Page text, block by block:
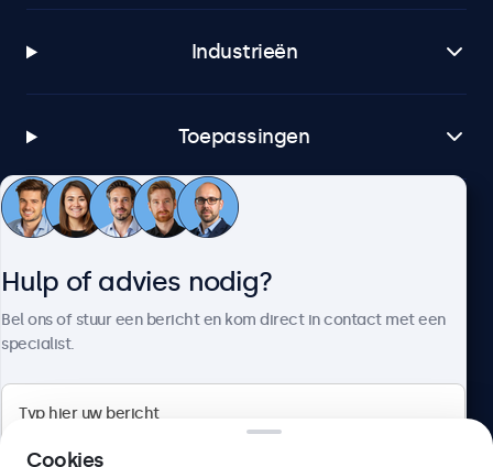
Industrieën
Toepassingen
Klantenservice
Hulp of advies nodig?
Bel ons of stuur een bericht en kom direct in contact met een
specialist.
Cookies